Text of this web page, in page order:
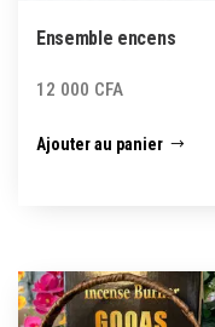
Ensemble encens
12 000 CFA
Ajouter au panier